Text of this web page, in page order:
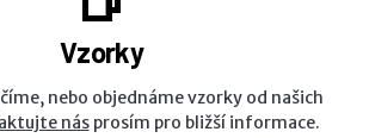
Vzorky
nebo objednáme vzorky od našich
násprosím pro bližší informace.